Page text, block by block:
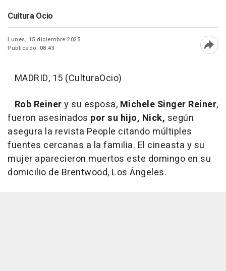
Cultura Ocio
Lunes, 15 diciembre 2025
Publicado: 08:43
MADRID, 15 (CulturaOcio)
Rob Reinery su esposa, Michele Singer Reiner,
fueron asesinados por su hijo, Nick, según
asegura la revista People citando múltiples
fuentes cercanas a la familia. El cineasta y su
mujer aparecieron muertos este domingo en su
domicilio de Brentwood, Los Ángeles.